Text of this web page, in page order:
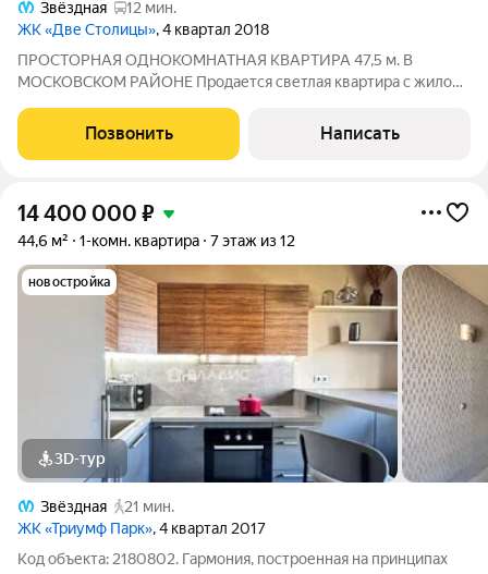
Звёздная
12 мин.
ЖК «Две Столицы», 4 квартал 2018
ПРОСТОРНАЯ ОДНОКОМНАТНАЯ КВАРТИРА 47,5 м. В
МОСКОВСКОМ РАЙОНЕ Продается светлая квартира с жилой
хранения вещей. Уютная кухня-гостиная 14,4 м с мебелью из
массива дерева, полностью
Позвонить Написать
14 400 000 ₽
44,6 м² 1-комн. квартира 7 этаж из 12
новостройка
3D-тур
Звёздная
21 мин.
ЖК «Триумф Парк», 4 квартал 2017
Код объекта: 2180802. Гармония, построенная на принципах